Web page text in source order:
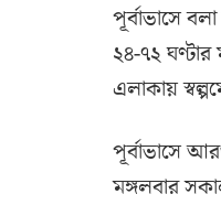
পূর্বাভাসে
২৪-৭২ ঘণ্টার
এলাকায়
পূর্বাভাসে
মঙ্গলবার